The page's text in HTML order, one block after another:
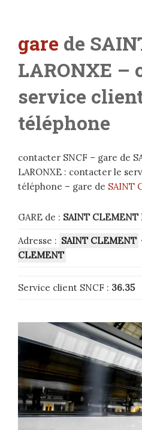
gare de
LARONXE –
service
téléphone
contacter SNCF – gare de
LARONXE : contacter le
téléphone – gare de SAINT
GARE de : SAINT CLEMENT
Adresse : SAINT CLEMENT
CLEMENT
Service client SNCF : 36.35